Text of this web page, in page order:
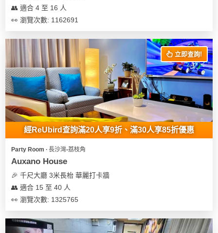
租
👥 適合 4 至 16 人
👀 瀏覽次數: 1162691
立即查詢!
經ReUbird查詢滿20人享9折、滿30人享85折優惠
Party Room ∙ 長沙灣-荔枝角
Auxano House
🎉 千尺大廳 3米長枱 華麗打卡牆
👥 適合 15 至 40 人
👀 瀏覽次數: 1325765